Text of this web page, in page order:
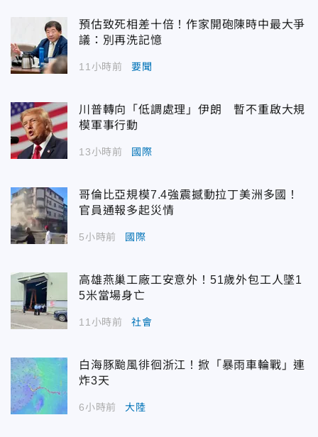
預估致死相差十倍！作家開砲陳時中最大爭
議：別再洗記憶
11小時前 要聞
川普轉向「低調處理」伊朗 暫不重啟大規
模軍事行動
13小時前 國際
哥倫比亞規模7.4強震撼動拉丁美洲多國！
官員通報多起災情
5小時前 國際
高雄燕巢工廠工安意外！51歲外包工人墜1
5米當場身亡
11小時前 社會
白海豚颱風徘徊浙江！掀「暴雨車輪戰」連
炸3天
6小時前 大陸